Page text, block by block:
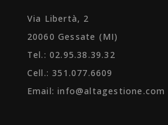
Via Libertà, 2
20060 Gessate (MI)
Tel.: 02.95.38.39.32
Cell.: 351.077.6609
Email:info@altagestione.com